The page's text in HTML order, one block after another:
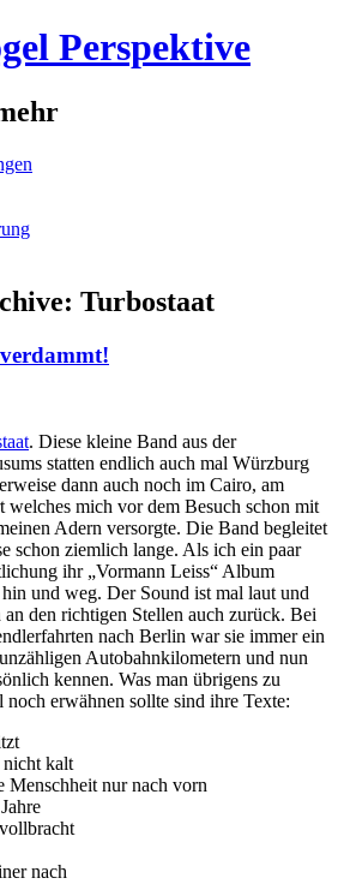
Perspektive
Turbostaat
. Diese kleine Band aus der
statten endlich auch mal Würzburg
dann auch noch im Cairo, am
mich vor dem Besuch schon mit
Adern versorgte. Die Band begleitet
schon ziemlich lange. Als ich ein paar
ihr „Vormann Leiss“ Album
und weg. Der Sound ist mal laut und
den richtigen Stellen auch zurück. Bei
nach Berlin war sie immer ein
Autobahnkilometern und nun
kennen. Was man übrigens zu
noch erwähnen sollte sind ihre Texte:
kalt
Menschheit nur nach vorn
nach